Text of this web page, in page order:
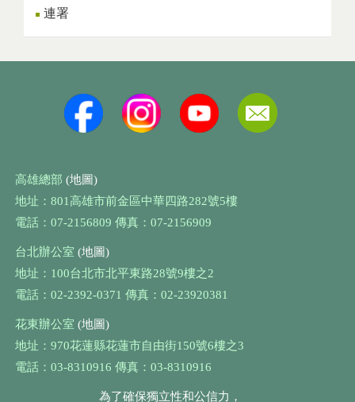
連署
高雄總部 (地圖)
地址：801高雄市前金區中華四路282號5樓
電話：07-2156809 傳真：07-2156909
台北辦公室 (地圖)
地址：100台北市北平東路28號9樓之2
電話：02-2392-0371 傳真：02-23920381
花東辦公室 (地圖)
地址：970花蓮縣花蓮市自由街150號6樓之3
電話：03-8310916 傳真：03-8310916
為了確保獨立性和公信力，